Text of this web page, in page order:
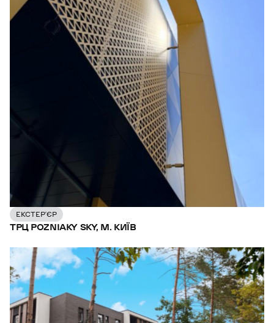
ЕКСТЕР’ЄР
ТРЦ POZNIAKY SKY, М. КИЇВ